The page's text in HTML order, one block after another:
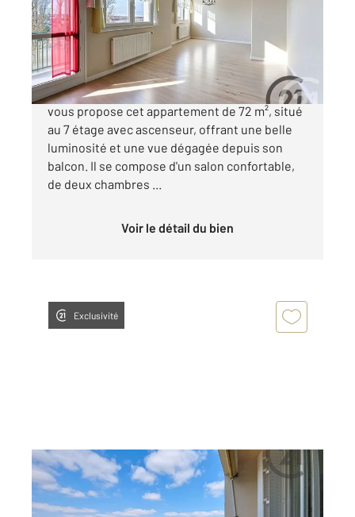
Appartement T3 à vendre
90 000 €
L'agence CENTURY 21 MARTINOT IMMOBILIER
vous propose cet appartement de 72 m², situé
au 7 étage avec ascenseur, offrant une belle
luminosité et une vue dégagée depuis son
balcon. Il se compose d'un salon confortable,
de deux chambres ...
Voir le détail du bien
Exclusivité
TROYES 10
63,18 m2 , 3 pièces
Ref : 72116